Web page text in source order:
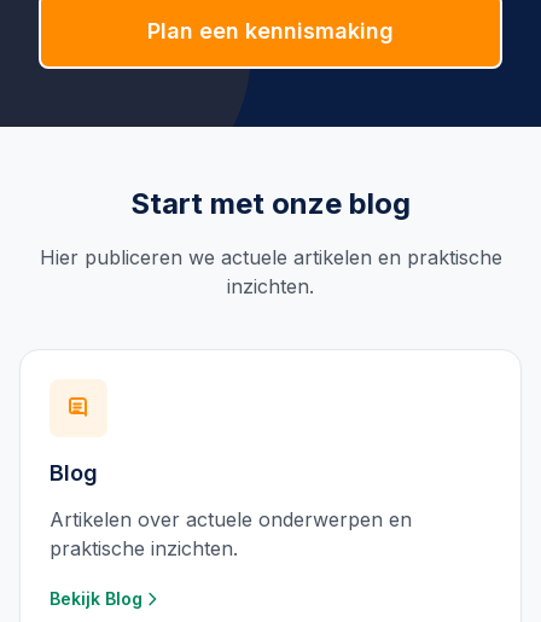
Plan een kennismaking
Start met onze blog
Hier publiceren we actuele artikelen en praktische
inzichten.
Blog
Artikelen over actuele onderwerpen en
praktische inzichten.
Bekijk Blog